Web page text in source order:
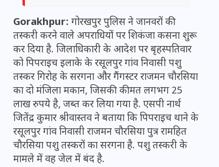
Gorakhpur: गोरखपुर पुलिस ने जानवरों की
तस्करी करने वाले अपराधियों पर शिकंजा कसना शुरू
कर दिया है. जिलाधिकारी के आदेश पर बृहस्पतिवार
को पिपराइच इलाके के रसूलपुर गांव निवासी पशु
तस्कर गिरोह के सरगना और गैंगस्टर राजमन चौरसिया
का दो मंजिला मकान, जिसकी कीमत लगभग 25
लाख रुपये है, जब्त कर लिया गया है. एसपी नार्थ
जितेंद्र कुमार श्रीवास्तव ने बताया कि पिपराइच थाने के
रसूलपुर गांव निवासी राजमन चौरसिया पुत्र रामहित
चौरसिया पशु तस्करों का सरगना है. पशु तस्करी के
मामले में वह जेल में बंद है.